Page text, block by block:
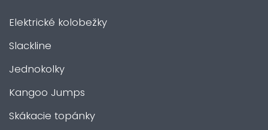
Elektrické kolobežky
Slackline
Jednokolky
Kangoo Jumps
Skákacie topánky